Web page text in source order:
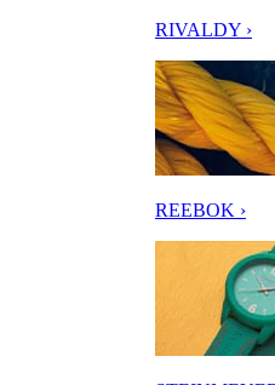
RIVALDY ›
REEBOK ›